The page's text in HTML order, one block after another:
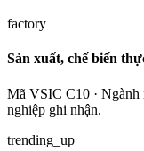
factory
Sản xuất, chế biến
Mã VSIC C10 · Ngành
nghiệp ghi nhận.
trending_up